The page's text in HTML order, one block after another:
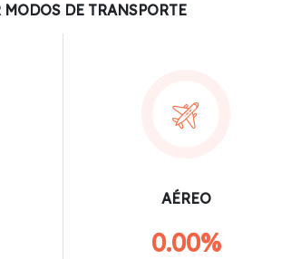
DE TRANSPORTE
AÉREO
0.00%